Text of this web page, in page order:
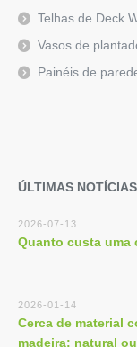
Telhas de Deck
Vasos de
Painéis de
ÚLTIMAS NOTÍCIAS
2026-07-13
Quanto custa uma
2026-01-14
Cerca de material
madeira: natural